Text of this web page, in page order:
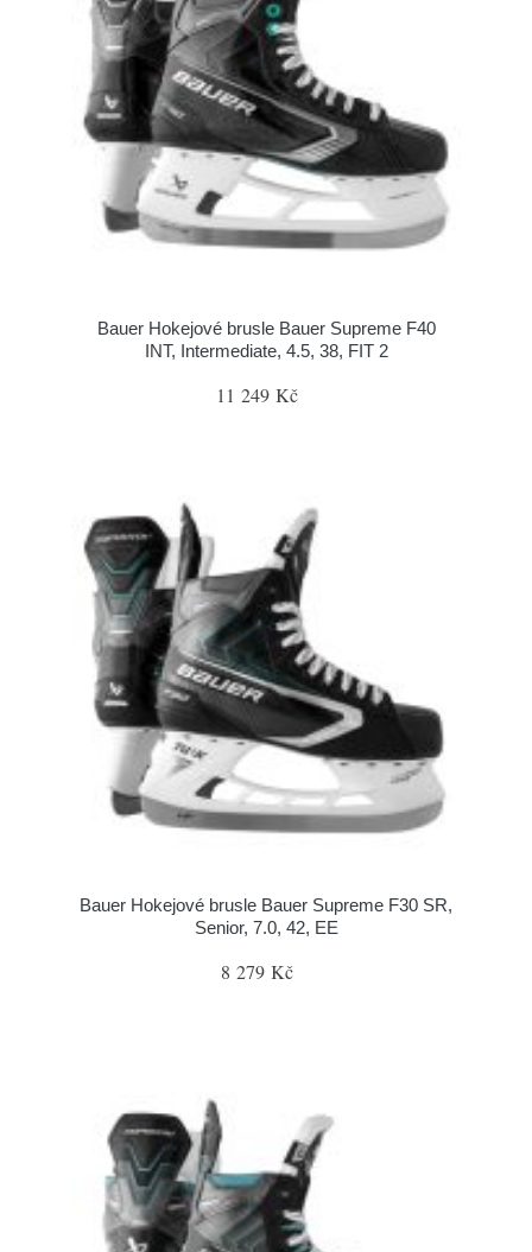
Bauer Hokejové brusle Bauer Supreme F40
INT, Intermediate, 4.5, 38, FIT 2
11 249 Kč
Bauer Hokejové brusle Bauer Supreme F30 SR,
Senior, 7.0, 42, EE
8 279 Kč